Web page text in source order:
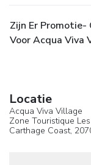
Zijn Er Promotie-
Voor Acqua Viva
Locatie
Acqua Viva Village
Zone Touristique
Carthage Coast,